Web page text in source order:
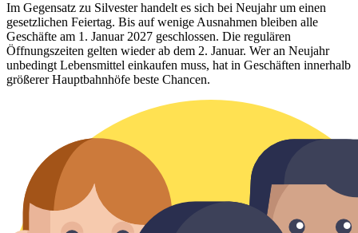
Im Gegensatz zu Silvester handelt es sich bei Neujahr um einen
gesetzlichen Feiertag. Bis auf wenige Ausnahmen bleiben alle
Geschäfte am 1. Januar 2027 geschlossen. Die regulären
Öffnungszeiten gelten wieder ab dem 2. Januar. Wer an Neujahr
unbedingt Lebensmittel einkaufen muss, hat in Geschäften innerhalb
größerer Hauptbahnhöfe beste Chancen.